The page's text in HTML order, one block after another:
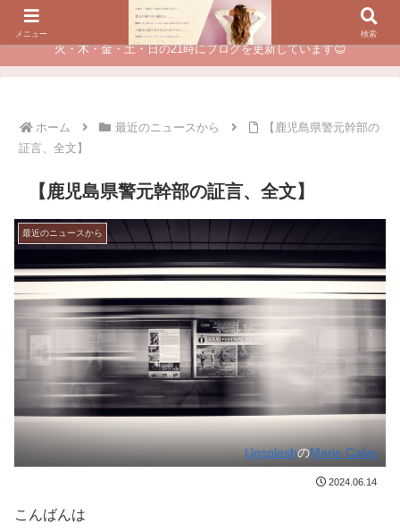
夫に不倫されたつらい経験が、あなたのチャンスに変わるカウンセリング
火・木・金・土・日の21時にブログを更新しています😊
ホーム 最近のニュースから
【鹿児島県警元幹部の
証言、全文】
【鹿児島県警元幹部の証言、全文】
最近のニュースから
UnsplashのMario Calvo
2024.06.14
こんばんは
メニュー 検索